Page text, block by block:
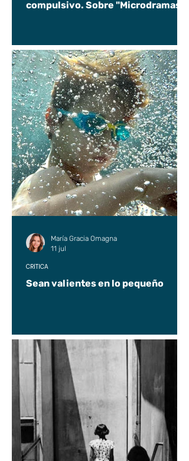
compulsivo. Sobre "Microdramas".
Sean valientes en lo pequeño
CRÍTICA
María Gracia Omagna
11 jul